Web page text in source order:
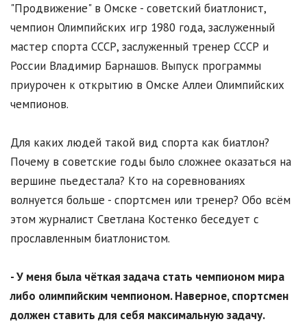
"Продвижение" в Омске - советский биатлонист,
чемпион Олимпийских игр 1980 года, заслуженный
мастер спорта СССР, заслуженный тренер СССР и
России Владимир Барнашов. Выпуск программы
приурочен к открытию в Омске Аллеи Олимпийских
чемпионов.
Для каких людей такой вид спорта как биатлон?
Почему в советские годы было сложнее оказаться на
вершине пьедестала? Кто на соревнованиях
волнуется больше - спортсмен или тренер? Обо всём
этом журналист Светлана Костенко беседует с
прославленным биатлонистом.
- У меня была чёткая задача стать чемпионом мира
либо олимпийским чемпионом. Наверное, спортсмен
должен ставить для себя максимальную задачу.